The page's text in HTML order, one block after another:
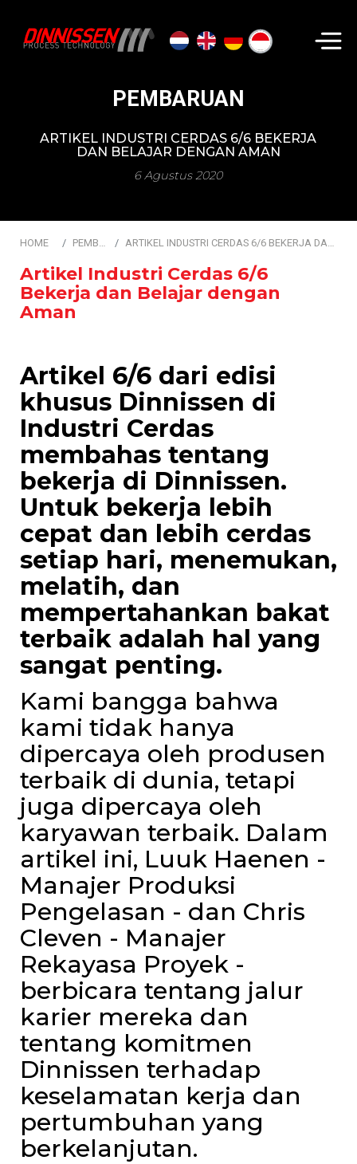
PEMBARUAN
ARTIKEL INDUSTRI CERDAS 6/6 BEKERJA
DAN BELAJAR DENGAN AMAN
6 Agustus 2020
HOME PEMBARUAN ARTIKEL INDUSTRI CERDAS 6/6 BEKERJA DAN BELAJAR DENGAN AMAN
Artikel Industri Cerdas 6/6
Bekerja dan Belajar dengan
Aman
Artikel 6/6 dari edisi
khusus Dinnissen di
Industri Cerdas
membahas tentang
bekerja di Dinnissen.
Untuk bekerja lebih
cepat dan lebih cerdas
setiap hari, menemukan,
melatih, dan
mempertahankan bakat
terbaik adalah hal yang
sangat penting.
Kami bangga bahwa
kami tidak hanya
dipercaya oleh produsen
terbaik di dunia, tetapi
juga dipercaya oleh
karyawan terbaik. Dalam
artikel ini, Luuk Haenen -
Manajer Produksi
Pengelasan - dan Chris
Cleven - Manajer
Rekayasa Proyek -
berbicara tentang jalur
karier mereka dan
tentang komitmen
Dinnissen terhadap
keselamatan kerja dan
pertumbuhan yang
berkelanjutan.